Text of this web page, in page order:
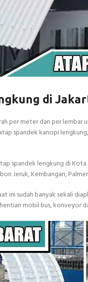
di
per meter dan per lembar
spandek kanopi
spandek lengkung di
Jeruk, Kembangan,
ini sudah banyak sekali
mobil bus, konveyor